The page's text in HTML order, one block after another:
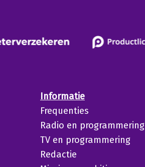
Informatie
Frequenties
Radio en programmering
TV en programmering
Redactie